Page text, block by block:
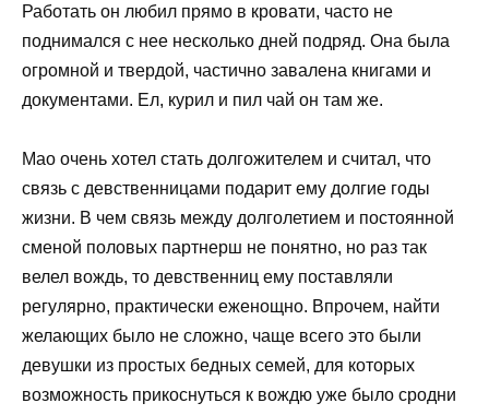
Работать он любил прямо в кровати, часто не
поднимался с нее несколько дней подряд. Она была
огромной и твердой, частично завалена книгами и
документами. Ел, курил и пил чай он там же.
Мао очень хотел стать долгожителем и считал, что
связь с девственницами подарит ему долгие годы
жизни. В чем связь между долголетием и постоянной
сменой половых партнерш не понятно, но раз так
велел вождь, то девственниц ему поставляли
регулярно, практически еженощно. Впрочем, найти
желающих было не сложно, чаще всего это были
девушки из простых бедных семей, для которых
возможность прикоснуться к вождю уже было сродни